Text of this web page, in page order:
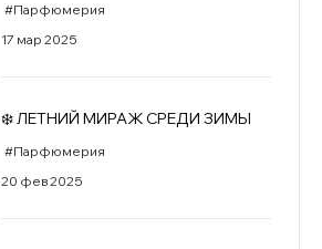
#Парфюмерия
17 мар 2025
❄️ ЛЕТНИЙ МИРАЖ СРЕДИ ЗИМЫ
#Парфюмерия
20 фев 2025